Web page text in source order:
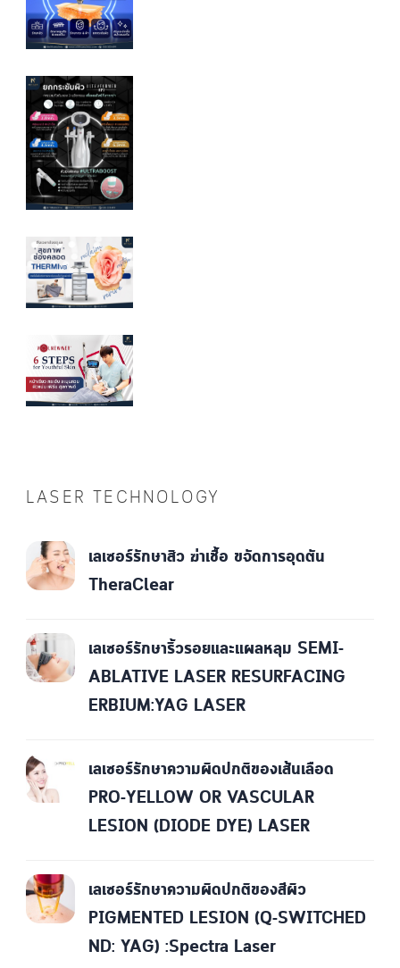
LASER TECHNOLOGY
เลเซอร์รักษาสิว ฆ่าเชื้อ ขจัดการอุดตัน
TheraClear
เลเซอร์รักษาริ้วรอยและแผลหลุม SEMI-
ABLATIVE LASER RESURFACING
ERBIUM:YAG LASER
เลเซอร์รักษาความผิดปกติของเส้นเลือด
PRO-YELLOW OR VASCULAR
LESION (DIODE DYE) LASER
เลเซอร์รักษาความผิดปกติของสีผิว
PIGMENTED LESION (Q-SWITCHED
ND: YAG) :Spectra Laser